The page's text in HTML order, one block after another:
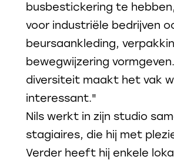
busbestickering te
voor industriële bedrijven
beursaankleding,
bewegwijzering
diversiteit maakt het vak
interessant."
Nils werkt in zijn studio
stagiaires, die hij met
Verder heeft hij enkele